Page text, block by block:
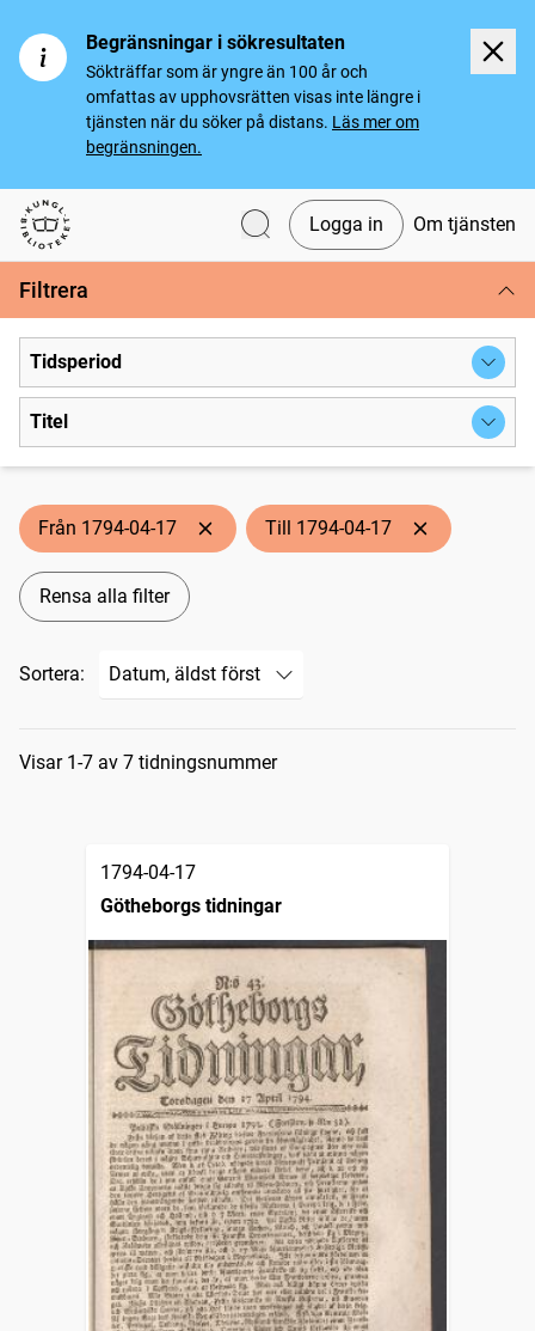
Begränsningar i sökresultaten
Sökträffar som är yngre än 100 år och
omfattas av upphovsrätten visas inte längre i
tjänsten när du söker på distans. Läs mer om
begränsningen.
Svenska tidningar
Logga in Om tjänsten
Filtrera
Tidsperiod
Titel
Från 1794-04-17 Till 1794-04-17
Rensa alla filter
Sortera:
Sökresultat
Visar 1-7 av 7 tidningsnummer
1794-04-17
Götheborgs tidningar